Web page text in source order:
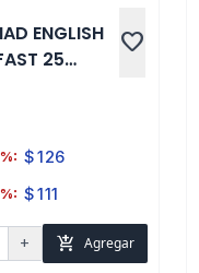
ENGLISH
25
favorite
$126
$111
add add_shopping_cart Agregar